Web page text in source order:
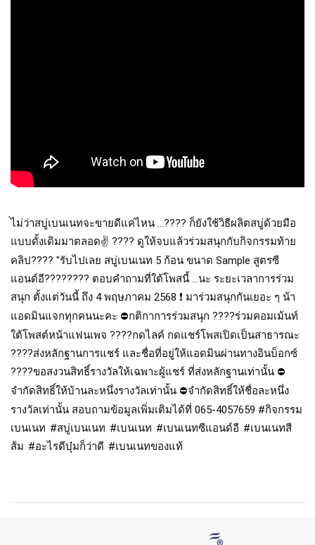
่ไม่ว่าสบู่เบนเนทจะขายดีแค่ไหน ...???? ก็ยังใช้วิธีผลิตสบู่ด้วยมือ
แบบดั้งเดิมมาตลอด✌️ ???? ดูให้จบแล้วร่วมสนุกกับกิจกรรมท้าย
คลิป???? "รับไปเลย สบู่เบนเนท 5 ก้อน ขนาด Sample สูตรซี
แอนด์อี???????? ตอบคำถามที่ใต้โพสนี้ ...นะ ระยะเวลาการร่วม
สนุก ตั้งแต่วันนี้ ถึง 4 พฤษภาคม 2568 ❗️ มาร่วมสนุกกันเยอะ ๆ น้า
แอดมินแจกทุกคนนะคะ ⛔️กติกาการร่วมสนุก ????ร่วมคอมเม้นท์
ใต้โพสต์หน้าแฟนเพจ ????กดไลค์ กดแชร์โพสเปิดเป็นสาธารณะ
????ส่งหลักฐานการแชร์ และชื่อที่อยู่ให้แอดมินผ่านทางอินบ็อกซ์
????ขอสงวนสิทธิ์รางวัลให้เฉพาะผู้แชร์ ที่ส่งหลักฐานเท่านั้น ⛔️
จำกัดสิทธิ์ให้บ้านละหนึ่งรางวัลเท่านั้น ⛔️จำกัดสิทธิ์ให้ชื่อละหนึ่ง
รางวัลเท่านั้น สอบถามข้อมูลเพิ่มเติมได้ที่ 065-4057659 #กิจกรรม
เบนเนท #สบู่เบนเนท #เบนเนท #เบนเนทซีแอนด์อี #เบนเนทสี
ส้ม #อะไรดีบุ๋มก็ว่าดี #เบนเนทของแท้